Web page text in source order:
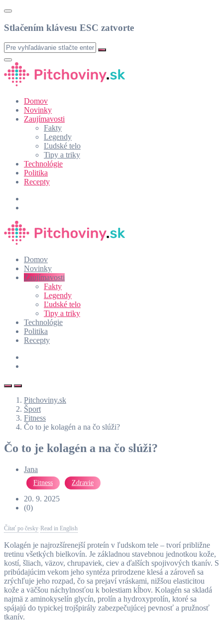
Stlačením klávesu ESC zatvorte
Domov
Novinky
Zaujímavosti
Fakty
Legendy
Ľudské telo
Tipy a triky
Technológie
Politika
Recepty
Domov
Novinky
Zaujímavosti
Fakty
Legendy
Ľudské telo
Tipy a triky
Technológie
Politika
Recepty
Pitchoviny.sk
Šport
Fitness
Čo to je kolagén a na čo slúži?
Čo to je kolagén a na čo slúži?
Jana
Fitness Zdravie
20. 9. 2025
(0)
Čítať po česky·Read in English
Kolagén je najrozšírenejší proteín v ľudskom tele – tvorí približne
tretinu všetkých bielkovín. Je základnou stavebnou jednotkou kože,
kostí, šliach, väzov, chrupaviek, ciev a ďalších spojivových tkanív. S
pribúdajúcim vekom jeho syntéza prirodzene klesá a zároveň sa
zrýchľuje jeho rozpad, čo sa prejaví vráskami, nižšou elasticitou
kože a väčšou náchylnosťou k bolestiam kĺbov. Kolagén sa skladá
najmä z aminokyselín glycín, prolín a hydroxyprolín, ktoré sa
spájajú do typickej trojšpirály zabezpečujúcej pevnosť a pružnosť
tkanív.